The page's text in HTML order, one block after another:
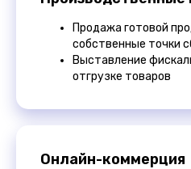
Продажа готовой
собственные точки
Выставление
отгрузке товаров
Онлайн-коммерция